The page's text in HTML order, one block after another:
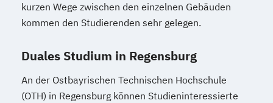
kurzen Wege zwischen den einzelnen Gebäuden
kommen den Studierenden sehr gelegen.
Duales Studium in Regensburg
An der Ostbayrischen Technischen Hochschule
(OTH) in Regensburg können Studieninteressierte